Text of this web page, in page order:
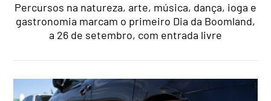
Percursos na natureza, arte, música, dança, ioga e
gastronomia marcam o primeiro Dia da Boomland,
a 26 de setembro, com entrada livre